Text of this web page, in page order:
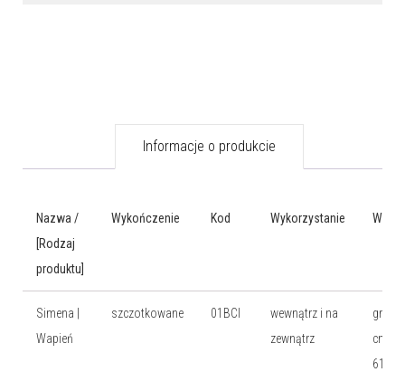
Informacje o produkcie
Nazwa /
[Rodzaj
produktu]
Wykończenie Kod Wykorzystanie
Simena |
Wapień
szczotkowane 01BCI
wewnątrz i na
zewnątrz
gr:
cm,
61 cm,